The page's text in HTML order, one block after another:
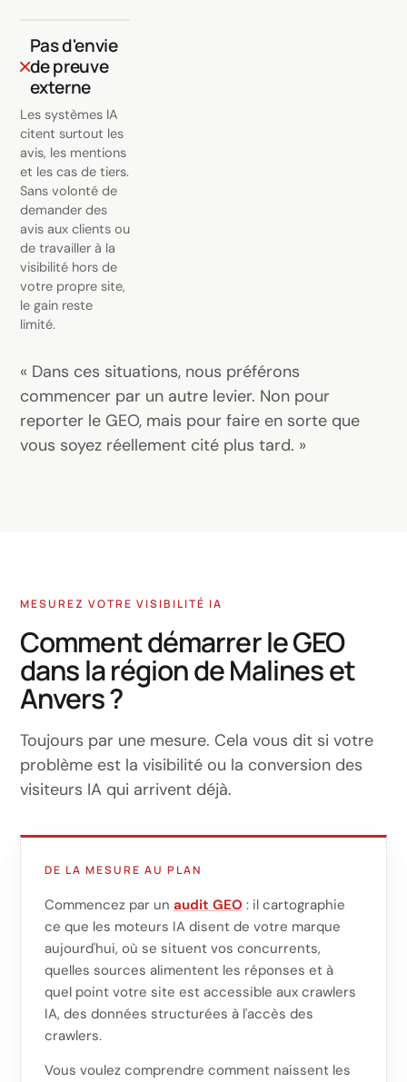
Pas d'envie
de preuve
externe
Les systèmes IA
citent surtout les
avis, les mentions
et les cas de tiers.
Sans volonté de
demander des
avis aux clients ou
de travailler à la
visibilité hors de
votre propre site,
le gain reste
limité.
« Dans ces situations, nous préférons
commencer par un autre levier. Non pour
reporter le GEO, mais pour faire en sorte que
vous soyez réellement cité plus tard. »
MESUREZ VOTRE VISIBILITÉ IA
Comment démarrer le GEO
dans la région de Malines et
Anvers ?
Toujours par une mesure. Cela vous dit si votre
problème est la visibilité ou la conversion des
visiteurs IA qui arrivent déjà.
DE LA MESURE AU PLAN
Commencez par un audit GEO : il cartographie
ce que les moteurs IA disent de votre marque
aujourd'hui, où se situent vos concurrents,
quelles sources alimentent les réponses et à
quel point votre site est accessible aux crawlers
IA, des données structurées à l'accès des
crawlers.
Vous voulez comprendre comment naissent les